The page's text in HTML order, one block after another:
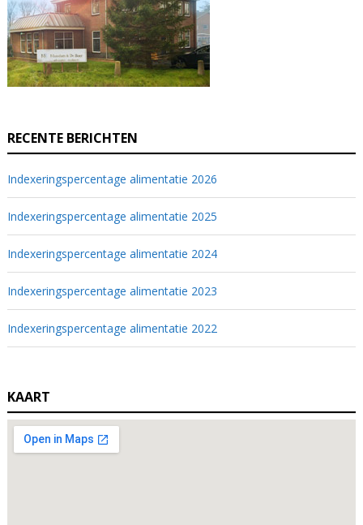
RECENTE BERICHTEN
Indexeringspercentage alimentatie 2026
Indexeringspercentage alimentatie 2025
Indexeringspercentage alimentatie 2024
Indexeringspercentage alimentatie 2023
Indexeringspercentage alimentatie 2022
KAART